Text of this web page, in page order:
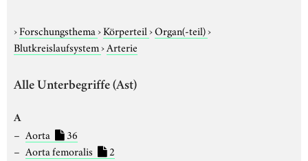
›Forschungsthema›Körperteil›Organ(-teil)›
Blutkreislaufsystem›Arterie
Alle Unterbegriffe (Ast)
A
Aorta
36
Aorta femoralis
2